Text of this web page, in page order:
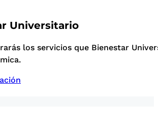
Universitario
los servicios que Bienestar